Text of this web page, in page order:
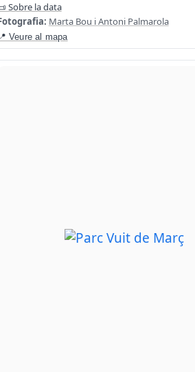
Sobre la data
Marta Bou i Antoni Palmarola
Veure al mapa